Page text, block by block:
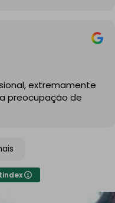
solução para a minha
o trabalho com
e totalmente
e à segurança.
pronto a usar.
de veículos
e de alta qualidade.
extremamente
preocupação de